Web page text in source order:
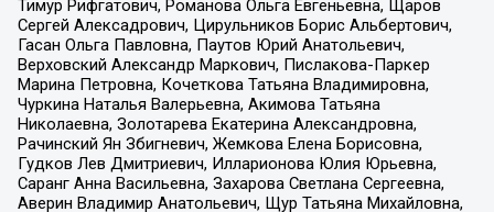
Тимур Рифгатович, Романова Ольга Евгеньевна, Щаров
Сергей Алексадрович, Цирульников Борис Альбертович,
Гасан Ольга Павловна, Паутов Юрий Анатольевич,
Верховский Александр Маркович, Пислакова-Паркер
Марина Петровна, Кочеткова Татьяна Владимировна,
Чуркина Наталья Валерьевна, Акимова Татьяна
Николаевна, Золотарева Екатерина Александровна,
Рачинский Ян Збигневич, Жемкова Елена Борисовна,
Гудков Лев Дмитриевич, Илларионова Юлия Юрьевна,
Саранг Анна Васильевна, Захарова Светлана Сергеевна,
Аверин Владимир Анатольевич, Щур Татьяна Михайловна,